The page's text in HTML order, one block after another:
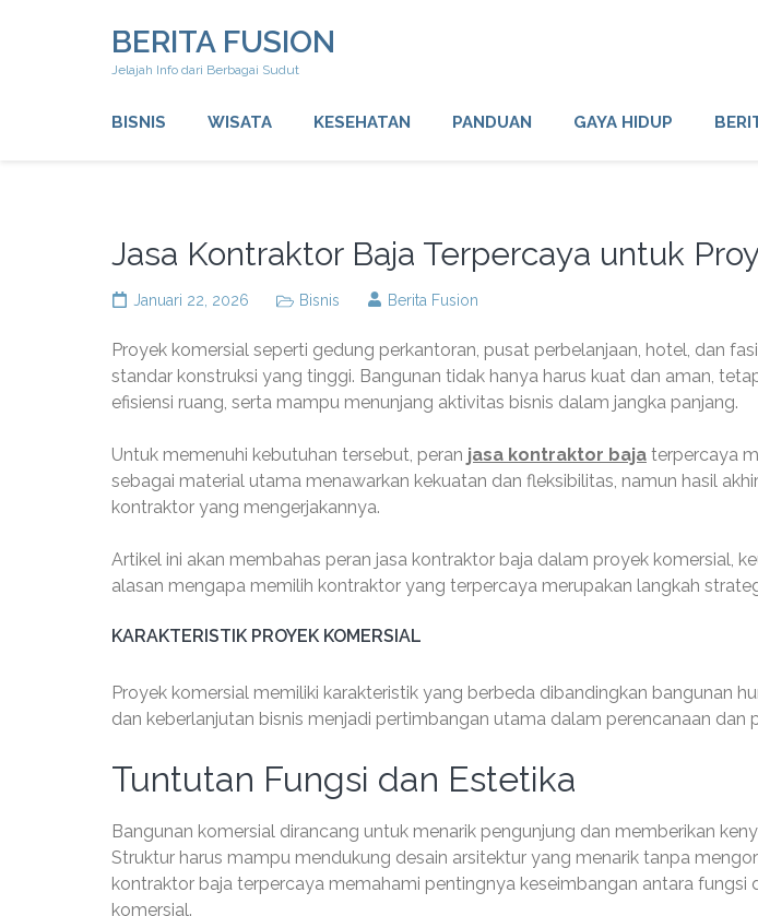
BERITA FUSION
Jelajah Info dari Berbagai Sudut
BISNIS WISATA KESEHATAN PANDUAN GAYA HIDUP
Jasa Kontraktor Baja Terpercaya untuk
Januari 22, 2026 Bisnis Berita Fusion
Proyek komersial seperti gedung perkantoran, pusat perbelanjaan, hotel, dan
standar konstruksi yang tinggi. Bangunan tidak hanya harus kuat dan aman,
efisiensi ruang, serta mampu menunjang aktivitas bisnis dalam jangka panjang.
Untuk memenuhi kebutuhan tersebut, peran jasa kontraktor baja terpercaya
sebagai material utama menawarkan kekuatan dan fleksibilitas, namun hasil
kontraktor yang mengerjakannya.
Artikel ini akan membahas peran jasa kontraktor baja dalam proyek komersial,
alasan mengapa memilih kontraktor yang terpercaya merupakan langkah
KARAKTERISTIK PROYEK KOMERSIAL
Proyek komersial memiliki karakteristik yang berbeda dibandingkan bangunan
dan keberlanjutan bisnis menjadi pertimbangan utama dalam perencanaan dan
Tuntutan Fungsi dan Estetika
Bangunan komersial dirancang untuk menarik pengunjung dan memberikan
Struktur harus mampu mendukung desain arsitektur yang menarik tanpa
kontraktor baja terpercaya memahami pentingnya keseimbangan antara fungsi
komersial.